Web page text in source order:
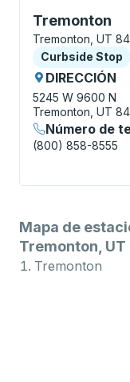
Tremonton
Curbside Stop,
Tremonton, UT
Curbside Stop
Curbside Stop
DIRECCIÓN
5245 W 9600 N
Tremonton, UT
Número de
(800) 858-8555
Mapa de
Tremonton, UT
Tremonton